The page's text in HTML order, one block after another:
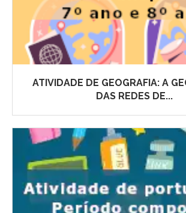
ATIVIDADE DE GEOGRAFIA: A
DAS REDES DE...